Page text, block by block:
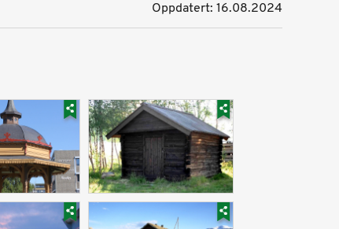
Oppdatert: 16.08.2024